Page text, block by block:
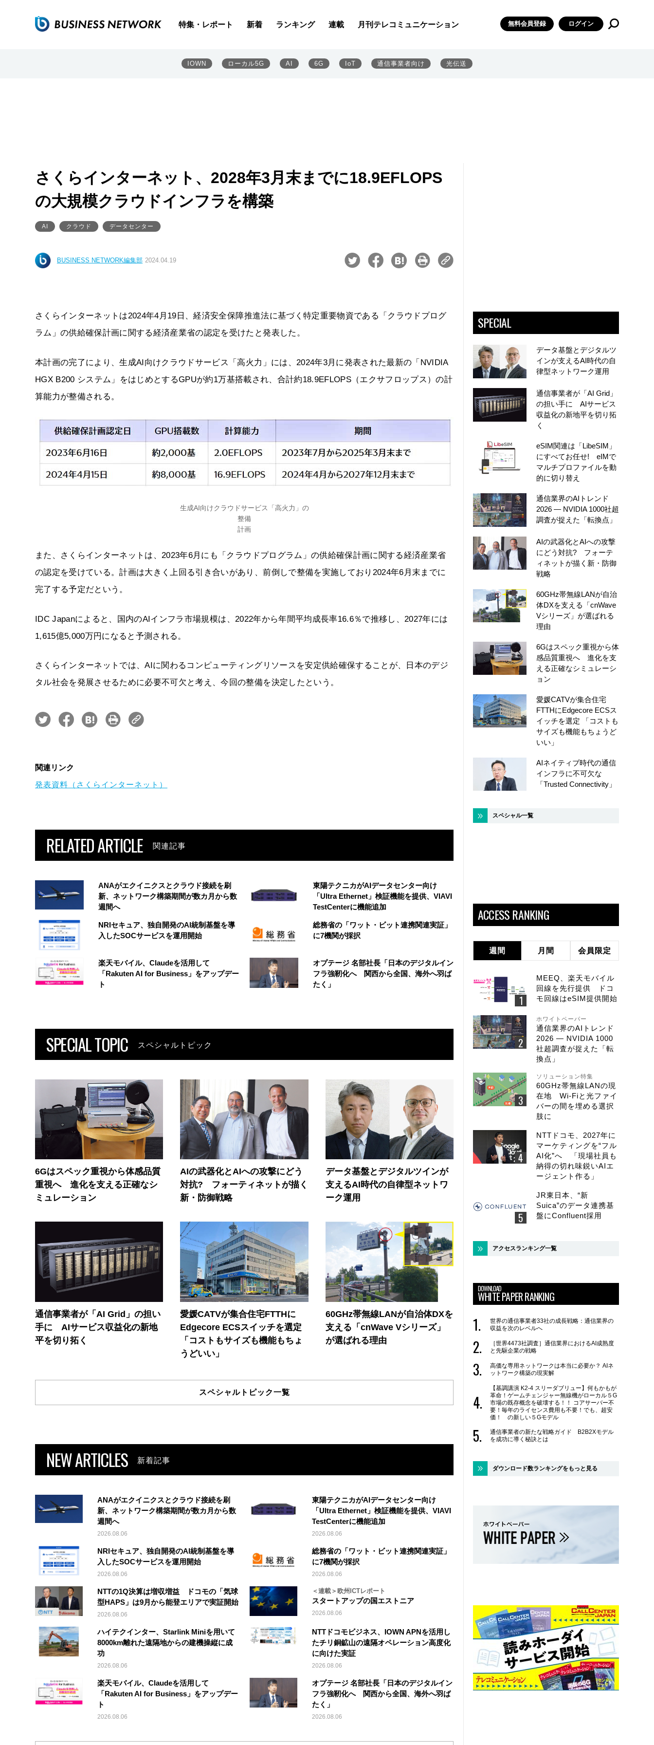
特集・レポート 新着 ランキング 連載 月刊テレコミュニケーション 無料会員登録 ログイン
IOWN ローカル5G AI 6G IoT 通信事業者向け 光伝送
さくらインターネット、2028年3月末までに18.9EFLOPS
の大規模クラウドインフラを構築
AI クラウド データセンター
BUSINESS NETWORK編集部 2024.04.19
さくらインターネットは2024年4月19日、経済安全保障推進法に基づく特定重要物資である「クラウドプログ
ラム」の供給確保計画に関する経済産業省の認定を受けたと発表した。
本計画の完了により、生成AI向けクラウドサービス「高火力」には、2024年3月に発表された最新の「NVIDIA
HGX B200 システム」をはじめとするGPUが約1万基搭載され、合計約18.9EFLOPS（エクサフロップス）の計
算能力が整備される。
生成AI向けクラウドサービス「高火力」の
整備
計画
また、さくらインターネットは、2023年6月にも「クラウドプログラム」の供給確保計画に関する経済産業省
の認定を受けている。計画は大きく上回る引き合いがあり、前倒しで整備を実施しており2024年6月末までに
完了する予定だという。
IDC Japanによると、国内のAIインフラ市場規模は、2022年から年間平均成長率16.6％で推移し、2027年には
1,615億5,000万円になると予測される。
さくらインターネットでは、AIに関わるコンピューティングリソースを安定供給確保することが、日本のデジ
タル社会を発展させるために必要不可欠と考え、今回の整備を決定したという。
関連リンク
発表資料（さくらインターネット）
RELATED ARTICLE 関連記事
ANAがエクイニクスとクラウド接続を刷
新、ネットワーク構築期間が数カ月から数
週間へ
東陽テクニカがAIデータセンター向け
「Ultra Ethernet」検証機能を提供、VIAVI
TestCenterに機能追加
NRIセキュア、独自開発のAI統制基盤を導
入したSOCサービスを運用開始
総務省の「ワット・ビット連携関連実証」
に7機関が採択
楽天モバイル、Claudeを活用して
「Rakuten AI for Business」をアップデー
ト
オプテージ 名部社長「日本のデジタルイン
フラ強靭化へ 関西から全国、海外へ羽ば
たく」
SPECIAL TOPIC スペシャルトピック
6Gはスペック重視から体感品質
重視へ 進化を支える正確なシ
ミュレーション
AIの武器化とAIへの攻撃にどう
対抗? フォーティネットが描く
新・防御戦略
データ基盤とデジタルツインが
支えるAI時代の自律型ネットワ
ーク運用
通信事業者が「AI Grid」の担い
手に AIサービス収益化の新地
平を切り拓く
愛媛CATVが集合住宅FTTHに
Edgecore ECSスイッチを選定
「コストもサイズも機能もちょ
うどいい」
60GHz帯無線LANが自治体DXを
支える「cnWave Vシリーズ」
が選ばれる理由
スペシャルトピック一覧
NEW ARTICLES 新着記事
ANAがエクイニクスとクラウド接続を刷
新、ネットワーク構築期間が数カ月から数
週間へ
2026.08.06
東陽テクニカがAIデータセンター向け
「Ultra Ethernet」検証機能を提供、VIAVI
TestCenterに機能追加
2026.08.06
NRIセキュア、独自開発のAI統制基盤を導
入したSOCサービスを運用開始
2026.08.06
総務省の「ワット・ビット連携関連実証」
に7機関が採択
2026.08.06
NTTの1Q決算は増収増益 ドコモの「気球
型HAPS」は9月から能登エリアで実証開始
2026.08.06
＜連載＞欧州ICTレポート
スタートアップの国エストニア
2026.08.06
ハイテクインター、Starlink Miniを用いて
8000km離れた遠隔地からの建機操縦に成
功
2026.08.06
NTTドコモビジネス、IOWN APNを活用し
たチリ銅鉱山の遠隔オペレーション高度化
に向けた実証
2026.08.06
楽天モバイル、Claudeを活用して
「Rakuten AI for Business」をアップデー
ト
2026.08.06
オプテージ 名部社長「日本のデジタルイン
フラ強靭化へ 関西から全国、海外へ羽ば
たく」
2026.08.06
SPECIAL
データ基盤とデジタルツ
インが支えるAI時代の自
律型ネットワーク運用
通信事業者が「AI Grid」
の担い手に AIサービス
収益化の新地平を切り拓
く
eSIM関連は「LibeSIM」
にすべてお任せ! eIMで
マルチプロファイルを動
的に切り替え
通信業界のAIトレンド
2026 ― NVIDIA 1000社超
調査が捉えた「転換点」
AIの武器化とAIへの攻撃
にどう対抗? フォーテ
ィネットが描く新・防御
戦略
60GHz帯無線LANが自治
体DXを支える「cnWave
Vシリーズ」が選ばれる
理由
6Gはスペック重視から体
感品質重視へ 進化を支
える正確なシミュレーシ
ョン
愛媛CATVが集合住宅
FTTHにEdgecore ECSス
イッチを選定 「コストも
サイズも機能もちょうど
いい」
AIネイティブ時代の通信
インフラに不可欠な
「Trusted Connectivity」
スペシャル一覧
ACCESS RANKING
週間 月間 会員限定
MEEQ、楽天モバイル
回線を先行提供 ドコ
モ回線はeSIM提供開始
ホワイトペーパー
通信業界のAIトレンド
2026 ― NVIDIA 1000
社超調査が捉えた「転
換点」
ソリューション特集
60GHz帯無線LANの現
在地 Wi-Fiと光ファイ
バーの間を埋める選択
肢に
NTTドコモ、2027年に
マーケティングを“フル
AI化”へ 「現場社員も
納得の切れ味鋭いAIエ
ージェント作る」
JR東日本、“新
Suica”のデータ連携基
盤にConfluent採用
アクセスランキング一覧
DOWNLOAD
WHITE PAPER RANKING
世界の通信事業者33社の成長戦略：通信業界の
収益を次のレベルへ
［世界4473社調査］通信業界におけるAI成熟度
と先駆企業の戦略
高価な専用ネットワークは本当に必要か？ AIネ
ットワーク構築の現実解
【基調講演 K2-4 スリーダブリュー】何もかもが
革命！ゲームチェンジャー無線機がローカル５G
市場の既存概念を破壊する！！ コアサーバー不
要！毎年のライセンス費用も不要！でも、超安
価！ の新しい５Gモデル
通信事業者の新たな戦略ガイド B2B2Xモデル
を成功に導く秘訣とは
ダウンロード数ランキングをもっと見る